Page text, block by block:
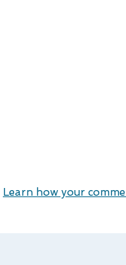
Learn how your